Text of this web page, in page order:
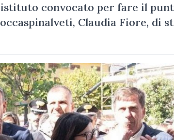
convocato per fare il
Claudia Fiore, di